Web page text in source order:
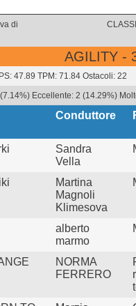
di
AGILITY -
47.89 TPM: 71.84 Ostacoli: 22
Eccellente: 2 (14.29%)
Conduttore
Sandra
Vella
Martina
Magnoli
Klimesova
alberto
marmo
NORMA
FERRERO